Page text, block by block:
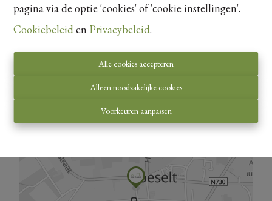
pagina via de optie 'cookies' of 'cookie instellingen'.
Cookiebeleid en Privacybeleid.
Alle cookies accepteren
Alleen noodzakelijke cookies
Voorkeuren aanpassen
Kaartweergave